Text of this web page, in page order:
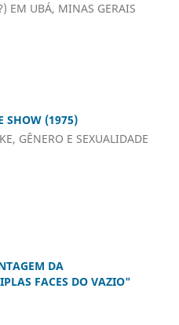
EM UBÁ, MINAS GERAIS
SHOW (1975)
GÊNERO E SEXUALIDADE
DA
FACES DO VAZIO"